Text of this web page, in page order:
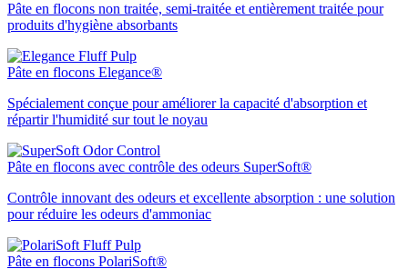
Pâte en flocons non traitée, semi-traitée et entièrement traitée pour
produits d'hygiène absorbants
Pâte en flocons Elegance®
Spécialement conçue pour améliorer la capacité d'absorption et
répartir l'humidité sur tout le noyau
Pâte en flocons avec contrôle des odeurs SuperSoft®
Contrôle innovant des odeurs et excellente absorption : une solution
pour réduire les odeurs d'ammoniac
Pâte en flocons PolariSoft®